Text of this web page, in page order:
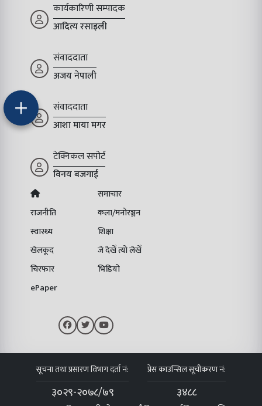
कार्यकारिणी सम्पादक
आदित्य रसाइली
संवाददाता
अजय नेपाली
संवाददाता
आशा माया मगर
टेक्निकल सपोर्ट
विनय बजगाई
समाचार
राजनीति
कला/मनोरञ्जन
स्वास्थ्य
शिक्षा
खेलकूद
जे देखेँ त्यो लेखेँ
चिरफार
भिडियो
ePaper
सूचना तथा प्रसारण विभाग दर्ता नं:
३०२९-२०७८/७९
प्रेस काउन्सिल सूचीकरण नं:
३४८८